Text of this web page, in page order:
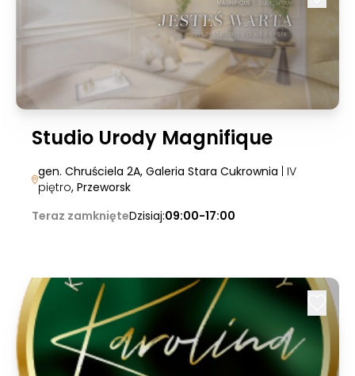
Studio Urody Magnifique
gen. Chruściela 2A, Galeria Stara Cukrownia | IV
piętro, Przeworsk
Teraz zamknięteDzisiaj:09:00-17:00